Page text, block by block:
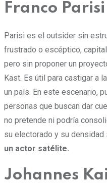
Franco Parisi
Parisi es el outsider sin
frustrado o escéptico,
pero sin proponer un
Kast. Es útil para castigar a
un país. En este escenario,
personas que buscan dar
no pretende ni podría
su electorado y su densidad
un actor satélite.
Johannes